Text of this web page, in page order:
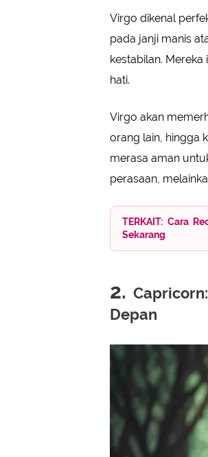
Virgo dikenal
pada janji manis
kestabilan.
hati.
Virgo akan
orang lain, hingga
merasa aman
perasaan,
TERKAIT: Cara
Sekarang
2.
Depan